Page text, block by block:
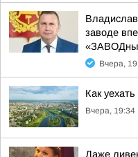
заводе
Вчера,
Как
Вчера, 19:34
Даже